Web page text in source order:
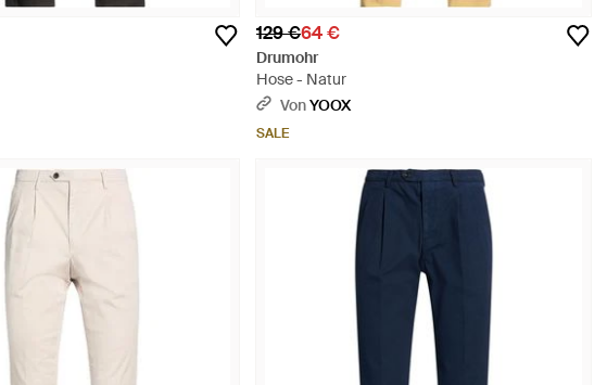
129 €64 €
Drumohr
Hose - Natur
VonYOOX
SALE